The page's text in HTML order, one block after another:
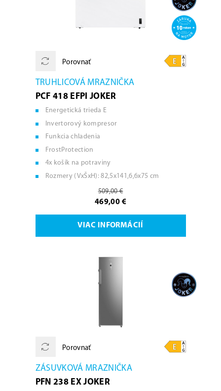
Porovnať
TRUHLICOVÁ MRAZNIČKA
PCF 418 EFPI JOKER
Energetická trieda E
Invertorový kompresor
Funkcia chladenia
FrostProtection
4x košík na potraviny
Rozmery (VxŠxH): 82,5x141,6,6x75 cm
509,00 €
469,00 €
VIAC INFORMÁCIÍ
Porovnať
ZÁSUVKOVÁ MRAZNIČKA
PFN 238 EX JOKER